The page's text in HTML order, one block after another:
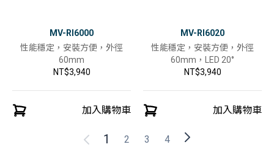
MV-RI6000
性能穩定，安裝方便，外徑
60mm
NT$3,940
加入購物車
MV-RI6020
性能穩定，安裝方便，外徑
60mm，LED 20°
NT$3,940
加入購物車
1 2 3 4